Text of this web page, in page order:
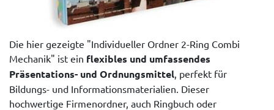
Die hier gezeigte "Individueller Ordner 2-Ring Combi
Mechanik" ist ein flexibles und umfassendes
Präsentations- und Ordnungsmittel , perfekt für
Bildungs- und Informationsmaterialien. Dieser
hochwertige Firmenordner, auch Ringbuch oder